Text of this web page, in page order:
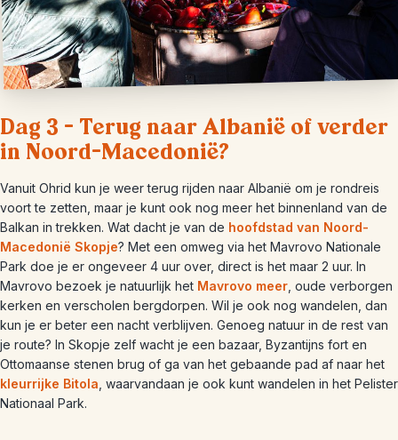
Dag 3 – Terug naar Albanië of verder
in Noord-Macedonië?
Vanuit Ohrid kun je weer terug rijden naar Albanië om je rondreis
voort te zetten, maar je kunt ook nog meer het binnenland van de
Balkan in trekken. Wat dacht je van de hoofdstad van Noord-
Macedonië Skopje? Met een omweg via het Mavrovo Nationale
Park doe je er ongeveer 4 uur over, direct is het maar 2 uur. In
Mavrovo bezoek je natuurlijk het Mavrovo meer, oude verborgen
kerken en verscholen bergdorpen. Wil je ook nog wandelen, dan
kun je er beter een nacht verblijven. Genoeg natuur in de rest van
je route? In Skopje zelf wacht je een bazaar, Byzantijns fort en
Ottomaanse stenen brug of ga van het gebaande pad af naar het
kleurrijke Bitola, waarvandaan je ook kunt wandelen in het Pelister
Nationaal Park.